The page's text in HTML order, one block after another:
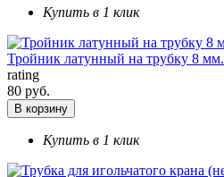
Купить в 1 клик
Тройник латунный на трубку 8 мм.
rating
80 руб.
В корзину
Купить в 1 клик